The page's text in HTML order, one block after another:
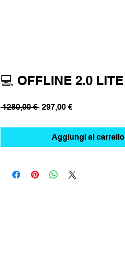
💻 OFFLINE 2.0 LITE
1280,00 € Prezzo
297,00 €Prezzo
Aggiungi al carrello